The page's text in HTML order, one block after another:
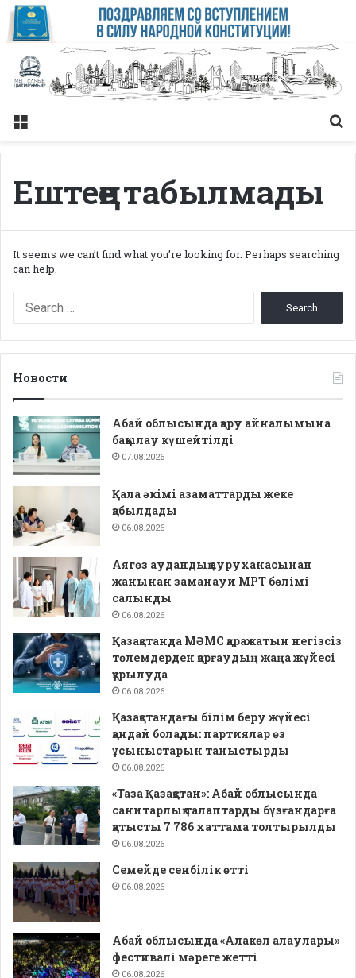
Меню
Ештеңе табылмады
It seems we can’t find what you’re looking for. Perhaps searching
can help.
Новости
Абай облысында қару айналымына
бақылау күшейтілді
07.08.2026
Қала әкімі азаматтарды жеке
қабылдады
06.08.2026
Аягөз аудандық ауруханасынан
жанынан заманауи МРТ бөлімі
салынды
06.08.2026
Қазақстанда МӘМС қаражатын негізсіз
төлемдерден қорғаудың жаңа жүйесі
құрылуда
06.08.2026
Қазақстандағы білім беру жүйесі
қандай болады: партиялар өз
ұсыныстарын таныстырды
06.08.2026
«Таза Қазақстан»: Абай облысында
санитарлық талаптарды бұзғандарға
қатысты 7 786 хаттама толтырылды
06.08.2026
Семейде сенбілік өтті
06.08.2026
Абай облысында «Алакөл алаулары»
фестивалі мәреге жетті
06.08.2026